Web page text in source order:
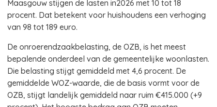
Maasgouw stijgen de lasten in2026 met 10 tot 18
procent. Dat betekent voor huishoudens een verhoging
van 98 tot 189 euro.
De onroerendzaakbelasting, de OZB, is het meest
bepalende onderdeel van de gemeentelijke woonlasten.
Die belasting stijgt gemiddeld met 4,6 procent. De
gemiddelde WOZ-waarde, die de basis vormt voor de
OZB, stijgt landelijk gemiddeld naar ruim €415.000 (+9